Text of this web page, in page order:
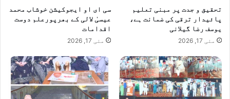
تحقیق و جدت پر مبنی تعلیم
پائیدار ترقی کی ضمانت ہے،
یوسف رضا گیلانی
مئی 17, 2026
سی ای او ایجوکیشن خوشاب محمد
عیسیٰ لالی کے بھرپورعلم دوست
اقدامات
مئی 17, 2026